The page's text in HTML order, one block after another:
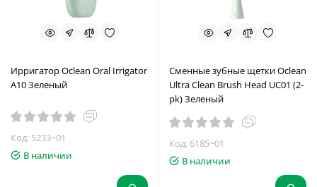
Ирригатор Oclean Oral Irrigator
А10 Зеленый
Код: 5233~01
В наличии
Сменные зубные щетки Oclean
Ultra Clean Brush Head UC01 (2-
pk) Зеленый
Код: 6185~01
В наличии